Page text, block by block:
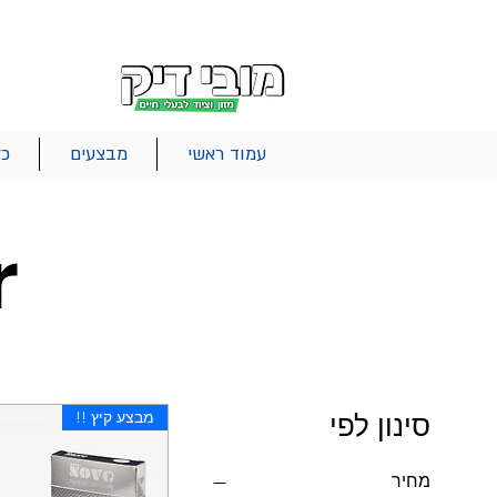
עמוד ראשי מבצעים
סינון לפי
מחיר
מבצע קיץ !!